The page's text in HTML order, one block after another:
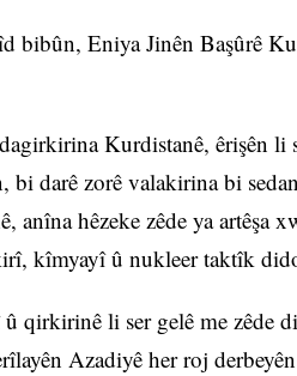
bibûn, Eniya Jinên Başûrê
Kurdistanê, êrişên li
bi darê zorê valakirina bi
hêzeke zêde ya artêşa
kîmyayî û nukleer taktîk
qirkirinê li ser gelê me zêde
Azadiyê her roj